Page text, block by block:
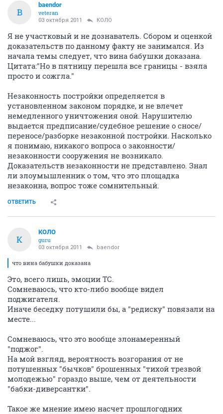
B
baendor
veteran
03 октября 2011 КОЛО
Я не участковый и не дознаватель. Сбором и оценкой
доказательств по данному факту не занимался. Из
начала темы следует, что вина бабушки доказана.
Цитата:"Но в пятницу перешла все границы - взяла
просто и сожгла."
Незаконность постройки определяется в
установленном законом порядке, и не влечет
немедленного уничтожения оной. Нарушителю
выдается предписание/судебное решение о сносе/
переносе/разборке незаконной постройки. Насколько
я понимаю, никакого вопроса о законности/
незаконности сооружения не возникало.
Доказательств незаконности не представлено. Знал
ли злоумышленник о том, что это площадка
незаконна, вопрос тоже сомнительный.
ОТВЕТИТЬ
К
КОЛО
guru
03 октября 2011 baendor
что вина бабушки доказана
Это, всего лишь, эмоции ТС.
Сомневаюсь, что кто-либо вообще видел
поджигателя.
Иначе беседку потушили бы, а "редиску" повязали на
месте...
Сомневаюсь, что это вообще злонамеренный
"поджог".
На мой взгляд, вероятность возгорания от не
потушенных "бычков" брошенных "тихой трезвой
молодежью" гораздо выше, чем от деятельности
"бабки-диверсантки".
Такое же мнение имею насчет прошлогодних